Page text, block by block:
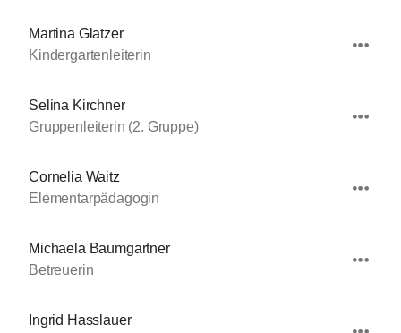
Martina Glatzer
Kindergartenleiterin
Selina Kirchner
Gruppenleiterin (2. Gruppe)
Cornelia Waitz
Elementarpädagogin
Michaela Baumgartner
Betreuerin
Ingrid Hasslauer